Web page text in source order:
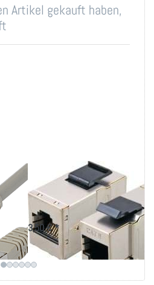
Artikel gekauft haben,
Modular-Adapter
Cat.6 RJ45 STP
Snap-In, Metall
3,50 € *